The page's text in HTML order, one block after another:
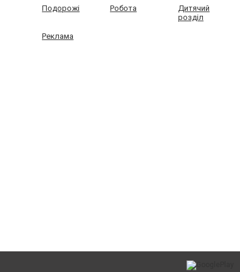
Подорожі Робота
Дитячий
розділ
Реклама